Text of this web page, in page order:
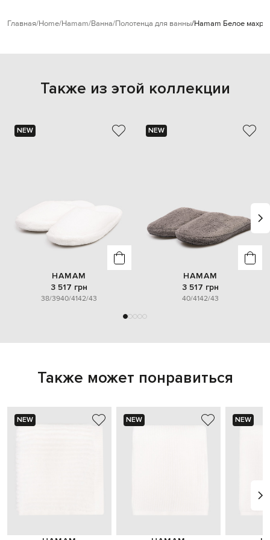
Главная Home Hamam Ванна Полотенца для ванны Hamam Белое
Также из этой коллекции
NEW
HAMAM
3 517 грн
38/3940/4142/43
NEW
HAMAM
3 517 грн
40/4142/43
Также может понравиться
NEW NEW NEW